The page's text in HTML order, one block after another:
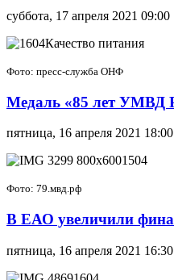
суббота, 17 апреля 2021 09:00
Фото: пресс-служба ОНФ
Медаль «85 лет УМВД
пятница, 16 апреля 2021 18:00
Фото: 79.мвд.рф
В ЕАО увеличили
пятница, 16 апреля 2021 16:30